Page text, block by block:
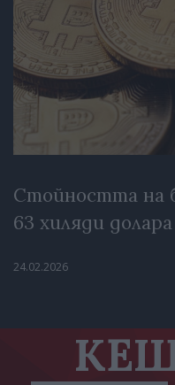
Стойността на
63 хиляди долара
24.02.2026